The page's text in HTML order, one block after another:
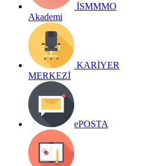
İSMMMO
Akademi
KARİYER
MERKEZİ
ePOSTA